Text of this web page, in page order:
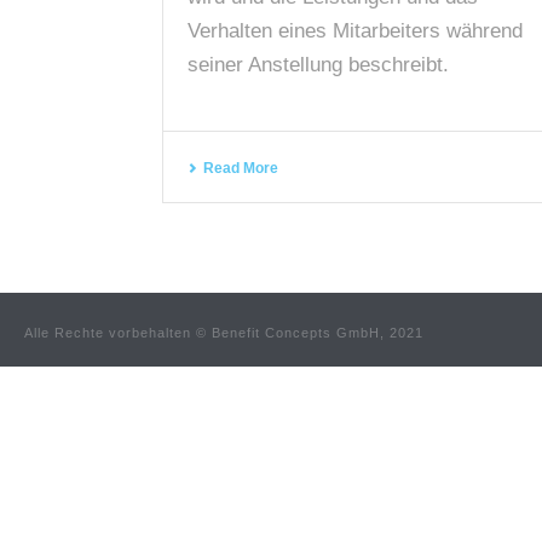
Verhalten eines Mitarbeiters während
seiner Anstellung beschreibt.
Read More
Alle Rechte vorbehalten © Benefit Concepts GmbH, 2021